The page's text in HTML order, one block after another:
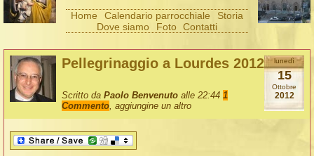
Home Calendario parrocchiale
Storia
Dove siamo
Foto Contatti
lunedì
15
Ottobre
2012
Pellegrinaggio a Lourdes 2012
Scritto da Paolo Benvenuto alle 22:44 1
Commento , aggiungine un altro